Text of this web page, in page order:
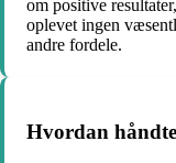
om positive
oplevet ingen
andre fordele.
Hvordan